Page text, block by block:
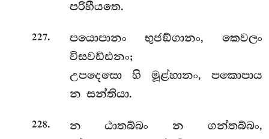
පරිහීයතෙ.
227.
පයොපානං භුජඞ්ගානං, කෙවලං
විසවඩ්ඪනං;
උපදෙසො හි මූළ්හානං, පකොපාය
න සන්තියා.
228. නඨාතබ්බං න ගන්තබ්බං,